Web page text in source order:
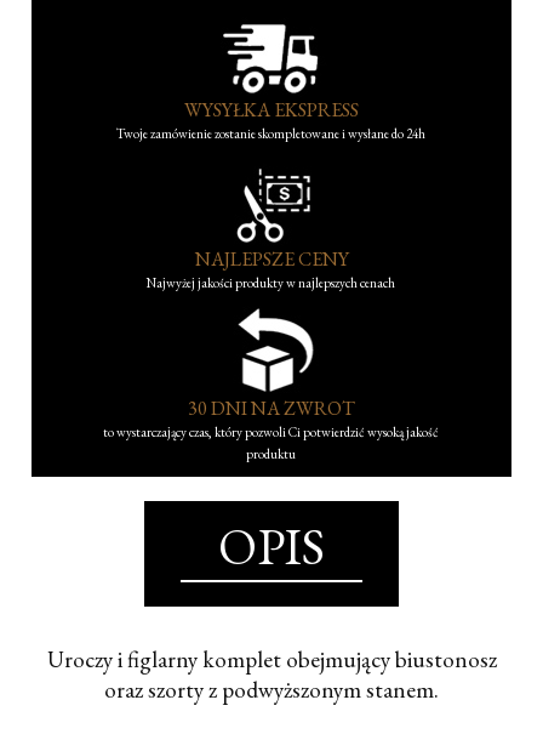
WYSYŁKA EKSPRESS
Twoje zamówienie zostanie skompletowane i wysłane do 24h
NAJLEPSZE CENY
Najwyżej jakości produkty w najlepszych cenach
30 DNI NA ZWROT
to wystarczający czas, który pozwoli Ci potwierdzić wysoką jakość
produktu
OPIS
Uroczy i figlarny komplet obejmujący biustonosz
oraz szorty z podwyższonym stanem.